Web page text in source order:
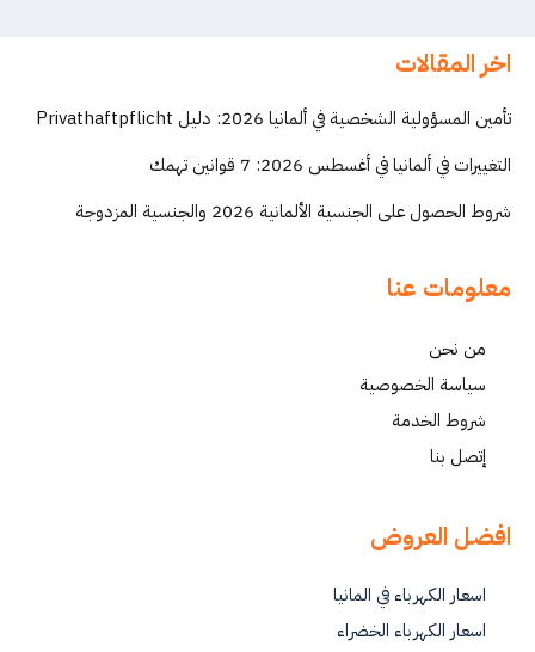
اخر المقالات
تأمين المسؤولية الشخصية في ألمانيا 2026: دليل Privathaftpflicht
التغييرات في ألمانيا في أغسطس 2026: 7 قوانين تهمك
شروط الحصول على الجنسية الألمانية 2026 والجنسية المزدوجة
معلومات عنا
من نحن
سياسة الخصوصية
شروط الخدمة
إتصل بنا
افضل العروض
اسعار الكهرباء في المانيا
اسعار الكهرباء الخضراء